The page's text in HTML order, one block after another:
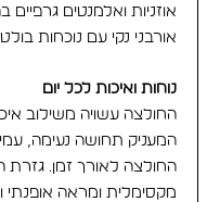
אורבני נקי עם נוכחות
נוחות ואיכות לכל יום
החולצה עשויה משילוב
המעניק תחושה נעימה,
החולצה לאורך זמן. גזרת
מקסימלית ומראה אופנתי